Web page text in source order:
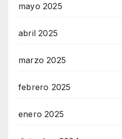
mayo 2025
abril 2025
marzo 2025
febrero 2025
enero 2025